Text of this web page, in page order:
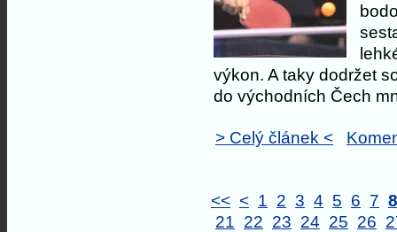
výkon. A taky dodržet
do východních Čech
> Celý článek <
<< < 1 2 3 4 5 6 7 8
21 22 23 24 25 26